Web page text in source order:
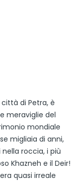
di Petra, è
meraviglie del
mondiale
migliaia di anni,
roccia, i più
Khazneh e il Deir!
quasi irreale